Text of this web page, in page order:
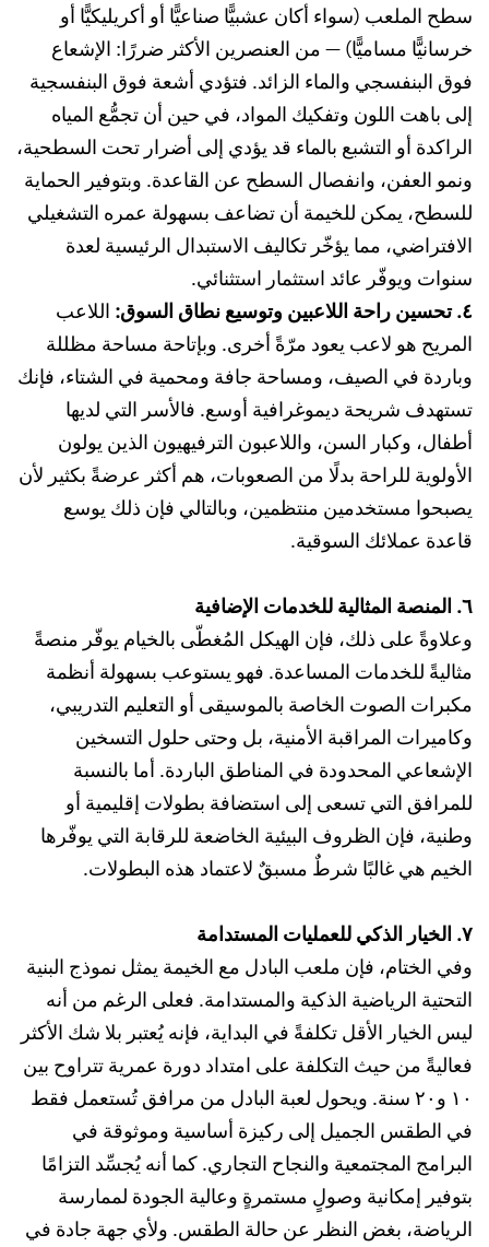
سطح الملعب (سواء أكان عشبيًّا صناعيًّا أو أكريليكيًّا أو
خرسانيًّا مساميًّا) — من العنصرين الأكثر ضررًا: الإشعاع
فوق البنفسجي والماء الزائد. فتؤدي أشعة فوق البنفسجية
إلى باهت اللون وتفكيك المواد، في حين أن تجمُّع المياه
الراكدة أو التشبع بالماء قد يؤدي إلى أضرار تحت السطحية،
ونمو العفن، وانفصال السطح عن القاعدة. وبتوفير الحماية
للسطح، يمكن للخيمة أن تضاعف بسهولة عمره التشغيلي
الافتراضي، مما يؤخّر تكاليف الاستبدال الرئيسية لعدة
سنوات ويوفّر عائد استثمار استثنائي.
٤. تحسين راحة اللاعبين وتوسيع نطاق السوق:
اللاعب
المريح هو لاعب يعود مرّةً أخرى. وبإتاحة مساحة مظللة
وباردة في الصيف، ومساحة جافة ومحمية في الشتاء، فإنك
تستهدف شريحة ديموغرافية أوسع. فالأسر التي لديها
أطفال، وكبار السن، واللاعبون الترفيهيون الذين يولون
الأولوية للراحة بدلًا من الصعوبات، هم أكثر عرضةً بكثير لأن
يصبحوا مستخدمين منتظمين، وبالتالي فإن ذلك يوسع
قاعدة عملائك السوقية.
٦. المنصة المثالية للخدمات الإضافية
وعلاوةً على ذلك، فإن الهيكل المُغطّى بالخيام يوفّر منصةً
مثاليةً للخدمات المساعدة. فهو يستوعب بسهولة أنظمة
مكبرات الصوت الخاصة بالموسيقى أو التعليم التدريبي،
وكاميرات المراقبة الأمنية، بل وحتى حلول التسخين
الإشعاعي المحدودة في المناطق الباردة. أما بالنسبة
للمرافق التي تسعى إلى استضافة بطولات إقليمية أو
وطنية، فإن الظروف البيئية الخاضعة للرقابة التي يوفّرها
الخيم هي غالبًا شرطٌ مسبقٌ لاعتماد هذه البطولات.
٧. الخيار الذكي للعمليات المستدامة
وفي الختام، فإن ملعب البادل مع الخيمة يمثل نموذج البنية
التحتية الرياضية الذكية والمستدامة. فعلى الرغم من أنه
ليس الخيار الأقل تكلفةً في البداية، فإنه يُعتبر بلا شك الأكثر
فعاليةً من حيث التكلفة على امتداد دورة عمرية تتراوح بين
١٠ و٢٠ سنة. ويحول لعبة البادل من مرافق تُستعمل فقط
في الطقس الجميل إلى ركيزة أساسية وموثوقة في
البرامج المجتمعية والنجاح التجاري. كما أنه يُجسِّد التزامًا
بتوفير إمكانية وصولٍ مستمرةٍ وعالية الجودة لممارسة
الرياضة، بغض النظر عن حالة الطقس. ولأي جهة جادة في